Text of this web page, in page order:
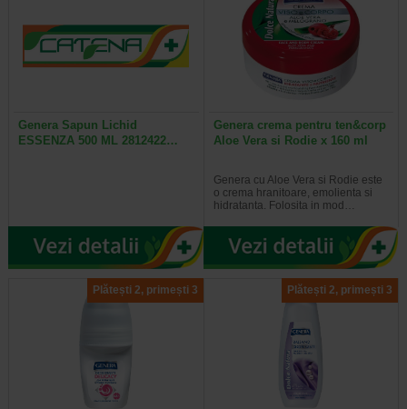
Genera Sapun Lichid
ESSENZA 500 ML 2812422…
Genera crema pentru ten&corp
Aloe Vera si Rodie x 160 ml
Genera cu Aloe Vera si Rodie este
o crema hranitoare, emolienta si
hidratanta. Folosita in mod…
Plătești 2, primești 3 Plătești 2, primești 3